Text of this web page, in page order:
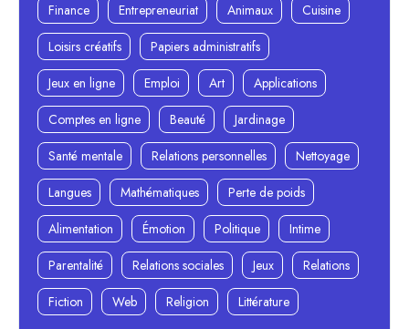
Finance
Entrepreneuriat Animaux
Cuisine
Loisirs créatifs
Papiers administratifs
Jeux en ligne
Emploi Art
Applications
Comptes en ligne
Beauté
Jardinage
Santé mentale
Relations personnelles
Nettoyage
Langues
Mathématiques
Perte de poids
Alimentation
Émotion Politique
Intime
Parentalité
Relations sociales Jeux
Relations
Fiction
Web Religion Littérature